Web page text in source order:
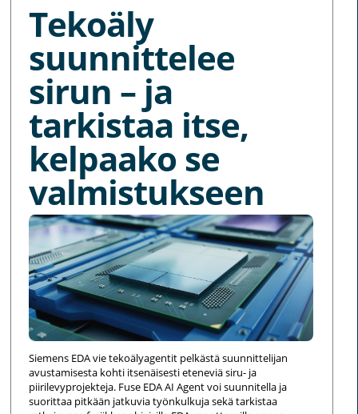
Tekoäly
suunnittelee
sirun – ja
tarkistaa itse,
kelpaako se
valmistukseen
Siemens EDA vie tekoälyagentit pelkästä suunnittelijan
avustamisesta kohti itsenäisesti eteneviä siru- ja
piirilevyprojekteja. Fuse EDA AI Agent voi suunnitella ja
suorittaa pitkään jatkuvia työnkulkuja sekä tarkistaa